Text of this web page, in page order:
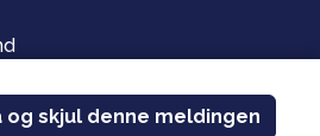
og skjul denne meldingen